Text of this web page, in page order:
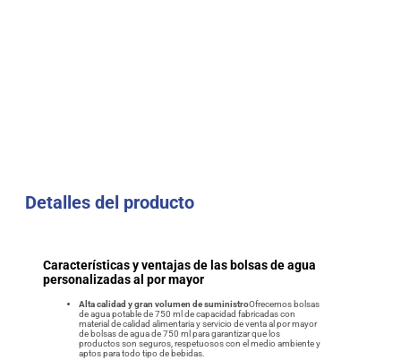
Detalles del producto
Características y ventajas de las bolsas de agua
personalizadas al por mayor
Alta calidad y gran volumen de suministroOfrecemos bolsas
de agua potable de 750 ml de capacidad fabricadas con
material de calidad alimentaria y servicio de venta al por mayor
de bolsas de agua de 750 ml para garantizar que los
productos son seguros, respetuosos con el medio ambiente y
aptos para todo tipo de bebidas.